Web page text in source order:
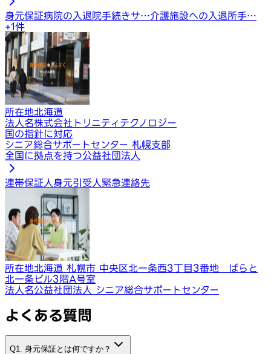
身元保証病院の入退院手続きサ…介護施設への入退所手…
+1件
所在地北海道
法人名株式会社トリニティテクノロジー
国の指針に対応
シニア総合サポートセンター 札幌支部
全国に拠点を持つ公益社団法人
連帯保証人身元引受人緊急連絡先
所在地北海道 札幌市 中央区北一条西3丁目3番地 ばらと
北一条ビル3階A号室
法人名公益社団法人 シニア総合サポートセンター
よくある質問
Q1. 身元保証とは何ですか？